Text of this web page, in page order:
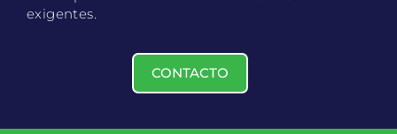
exigentes.
CONTACTO